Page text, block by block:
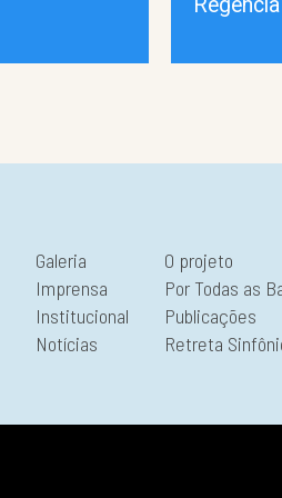
Galeria
Imprensa
Institucional
Notícias
O projeto
Por Todas as
Publicações
Retreta